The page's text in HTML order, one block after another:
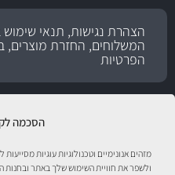
הסכמה
מזהים אנונימיים וטכנולוגיות עוגיות
ולשפר את חוויית השימוש שלך באתר
הצהרת נגישות, תנאי
המשלוחים, החזרת מוצרים,
הפרטיות